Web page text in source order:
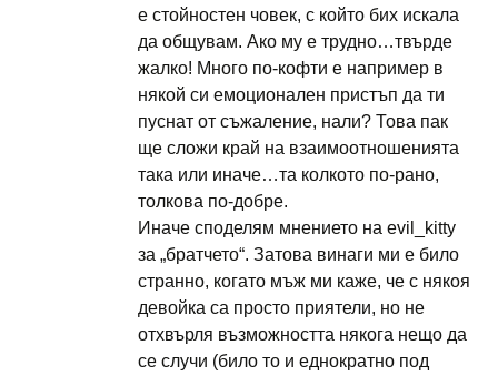
е стойностен човек, с който бих искала
да общувам. Ако му е трудно…твърде
жалко! Много по-кофти е например в
някой си емоционален пристъп да ти
пуснат от съжаление, нали? Това пак
ще сложи край на взаимоотношенията
така или иначе…та колкото по-рано,
толкова по-добре.
Иначе споделям мнението на evil_kitty
за „братчето“. Затова винаги ми е било
странно, когато мъж ми каже, че с някоя
девойка са просто приятели, но не
отхвърля възможността някога нещо да
се случи (било то и еднократно под